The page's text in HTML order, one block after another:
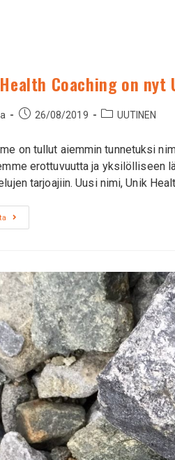
Coaching on
26/08/2019 UUTINEN
on tullut aiemmin tunnetuksi
erottuvuutta ja yksilölliseen
tarjoajiin. Uusi nimi, Unik